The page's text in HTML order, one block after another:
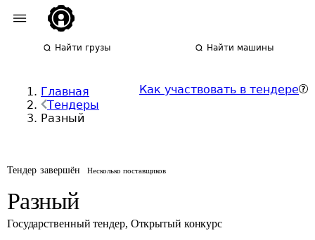
Найти грузы Найти машины
Главная
Тендеры
Разный
Как участвовать в тендере
Тендер завершён Несколько поставщиков
Разный
Государственный тендер, Открытый конкурс